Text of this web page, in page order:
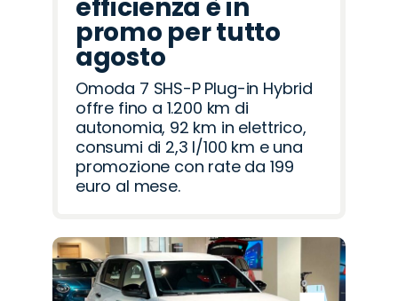
efficienza è in
promo per tutto
agosto
Omoda 7 SHS-P Plug-in Hybrid
offre fino a 1.200 km di
autonomia, 92 km in elettrico,
consumi di 2,3 l/100 km e una
promozione con rate da 199
euro al mese.